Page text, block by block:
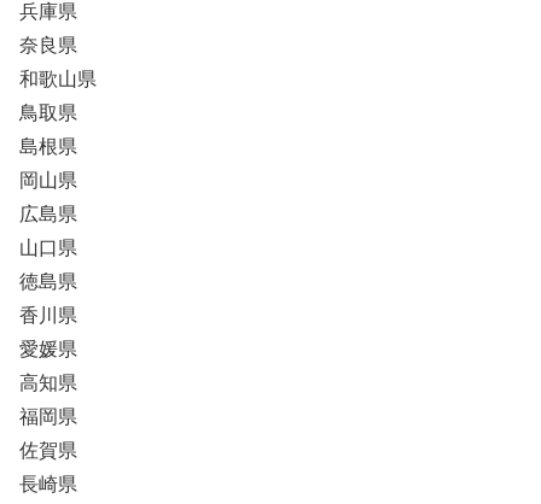
兵庫県
奈良県
和歌山県
鳥取県
島根県
岡山県
広島県
山口県
徳島県
香川県
愛媛県
高知県
福岡県
佐賀県
長崎県